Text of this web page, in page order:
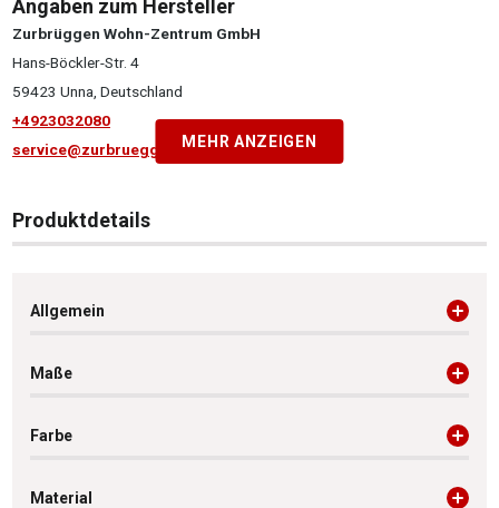
Angaben zum Hersteller
Zurbrüggen Wohn-Zentrum GmbH
Hans-Böckler-Str. 4
59423 Unna, Deutschland
+4923032080
service@zurbrueggen.deMEHR ANZEIGEN
Produktdetails
Allgemein
Maße
Farbe
Material